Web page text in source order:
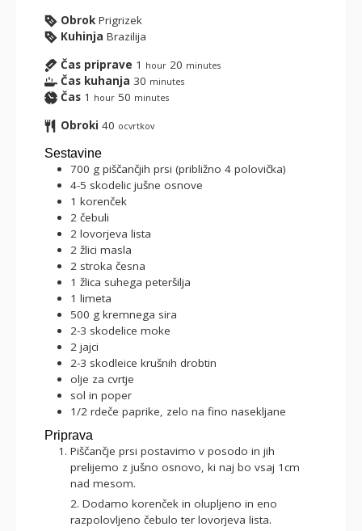
Obrok Prigrizek
Kuhinja Brazilija
Čas priprave 1 hour 20 minutes
Čas kuhanja 30 minutes
Čas 1 hour 50 minutes
Obroki 40 ocvrtkov
Sestavine
700 g piščančjih prsi (približno 4 polovička)
4-5 skodelic jušne osnove
1 korenček
2 čebuli
2 lovorjeva lista
2 žlici masla
2 stroka česna
1 žlica suhega peteršilja
1 limeta
500 g kremnega sira
2-3 skodelice moke
2 jajci
2-3 skodleice krušnih drobtin
olje za cvrtje
sol in poper
1/2 rdeče paprike, zelo na fino nasekljane
Priprava
Piščančje prsi postavimo v posodo in jih
prelijemo z jušno osnovo, ki naj bo vsaj 1cm
nad mesom.
2. Dodamo korenček in olupljeno in eno
razpolovljeno čebulo ter lovorjeva lista.